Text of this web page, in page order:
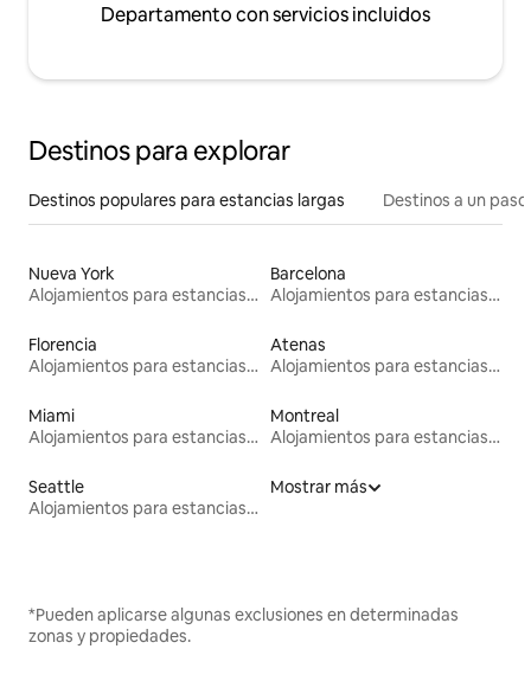
Departamento con servicios incluidos
Destinos para explorar
Destinos populares para estancias largas Destinos a un
Nueva York
Alojamientos para estancias largas
Barcelona
Alojamientos para estancias largas
Florencia
Alojamientos para estancias largas
Atenas
Alojamientos para estancias largas
Miami
Alojamientos para estancias largas
Montreal
Alojamientos para estancias largas
Seattle
Alojamientos para estancias largas
Mostrar más
*Pueden aplicarse algunas exclusiones en determinadas
zonas y propiedades.